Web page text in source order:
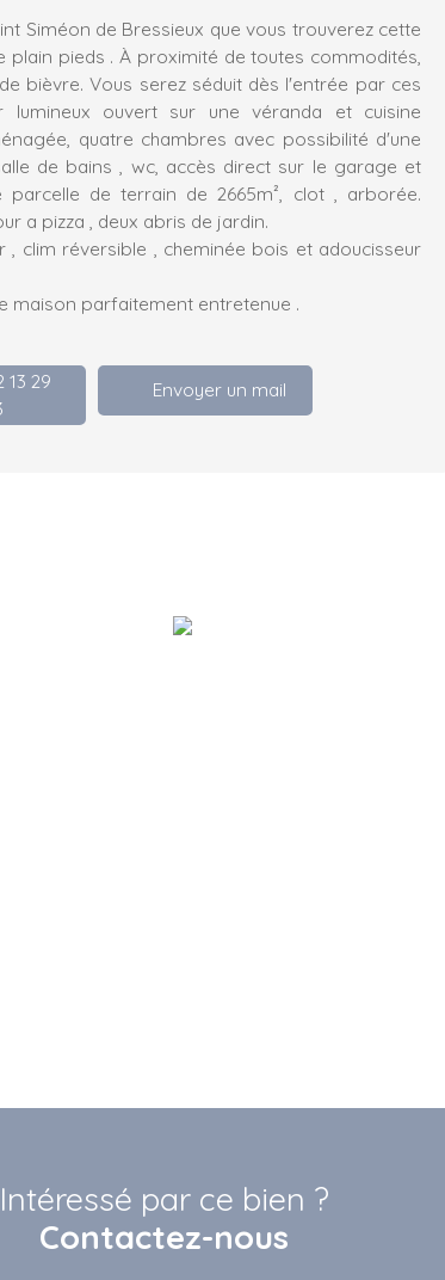
Siméon de Bressieux que vous trouverez cette
plain pieds . À proximité de toutes commodités,
bièvre. Vous serez séduit dès l'entrée par ces
lumineux ouvert sur une véranda et cuisine
quatre chambres avec possibilité d'une
de bains , wc, accès direct sur le garage et
de terrain de 2665m², clot , arborée.
a pizza , deux abris de jardin.
, clim réversible , cheminée bois et adoucisseur
maison parfaitement entretenue .
13 29
Envoyer un mail
Intéressé par ce bien ?
Contactez-nous